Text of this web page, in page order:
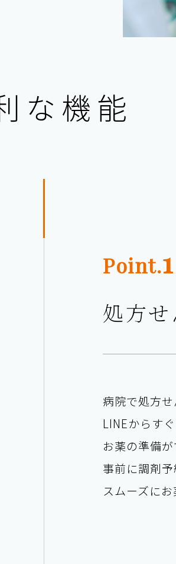
な機能
Point.1
処方
病院で処方
LINEからす
お薬の準備
事前に調剤
スムーズに